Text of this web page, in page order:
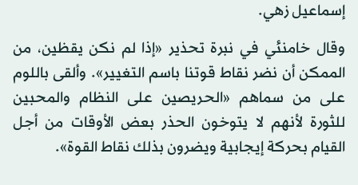
إسماعيل زهي.
وقال خامنئي في نبرة تحذير «إذا لم نكن يقظين، من
الممكن أن نضر نقاط قوتنا باسم التغيير». وألقى باللوم
على من سماهم «الحريصين على النظام والمحبين
للثورة لأنهم لا يتوخون الحذر بعض الأوقات من أجل
القيام بحركة إيجابية ويضرون بذلك نقاط القوة».